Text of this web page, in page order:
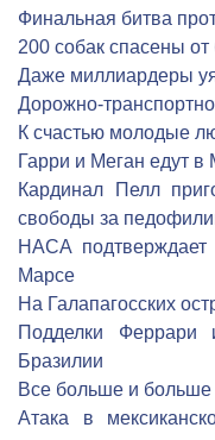
Финальная битва
200 собак спасены
Даже миллиардеры
Дорожно-
К счастью молодые
Гарри и Меган едут
Кардинал Пелл
свободы за
НАСА подтверждает
Марсе
На Галапагосских
Подделки
Бразилии
Все больше и
Атака в